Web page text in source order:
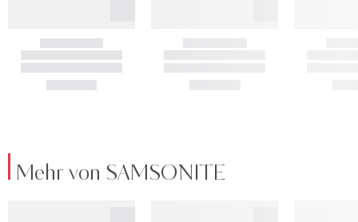
Mehr von SAMSONITE